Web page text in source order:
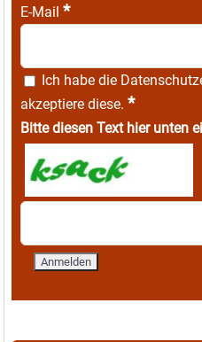
E-Mail *
Ich habe die
akzeptiere diese. *
Bitte diesen Text hier unten